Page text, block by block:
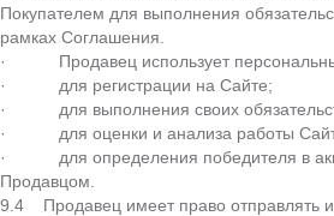
Покупателем для выполнения
рамках Соглашения.
· Продавец использует
· для регистрации на Сайте;
· для выполнения своих
· для оценки и анализа работы
· для определения победителя в
Продавцом.
9.4 Продавец имеет право отправлять